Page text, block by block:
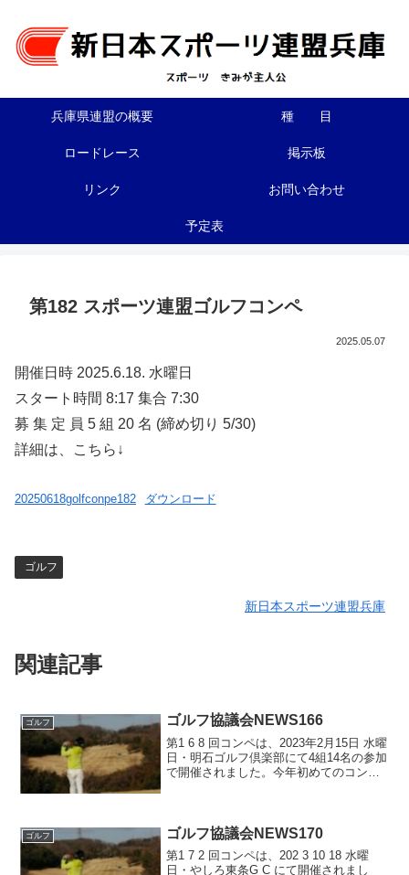
兵庫県連盟の概要 種 目
ロードレース 掲示板
リンク お問い合わせ
予定表
第182 スポーツ連盟ゴルフコンペ
2025.05.07
開催日時 2025.6.18. 水曜日
スタート時間 8:17 集合 7:30
募 集 定 員 5 組 20 名 (締め切り 5/30)
詳細は、こちら↓
20250618golfconpe182 ダウンロード
ゴルフ
新日本スポーツ連盟兵庫
関連記事
ゴルフ ゴルフ協議会NEWS166
第1 6 8 回コンペは、2023年2月15日 水曜
日・明石ゴルフ倶楽部にて4組14名の参加
で開催されました。今年初めてのコン
ゴルフ ゴルフ協議会NEWS170
第1 7 2 回コンペは、202 3 10 18 水曜
日・やしろ東条G C にて開催されまし